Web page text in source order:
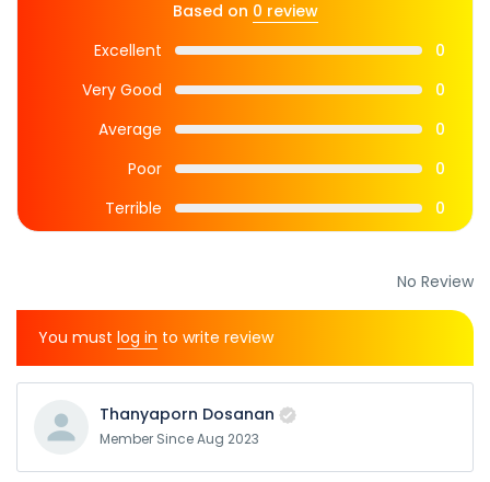
Based on 0 review
Excellent
0
Very Good
0
Average
0
Poor
0
Terrible
0
No Review
You must log in to write review
Thanyaporn Dosanan
Member Since Aug 2023